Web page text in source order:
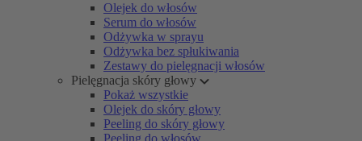
Olejek do włosów
Serum do włosów
Odżywka w sprayu
Odżywka bez spłukiwania
Zestawy do pielęgnacji włosów
Pielęgnacja skóry głowy
Pokaż wszystkie
Olejek do skóry głowy
Peeling do skóry głowy
Peeling do włosów